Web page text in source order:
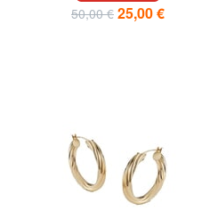
50,00 € 25,00 €